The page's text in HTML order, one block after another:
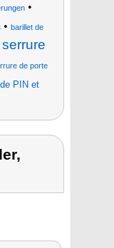
•
• barillet de
de porte
PIN et